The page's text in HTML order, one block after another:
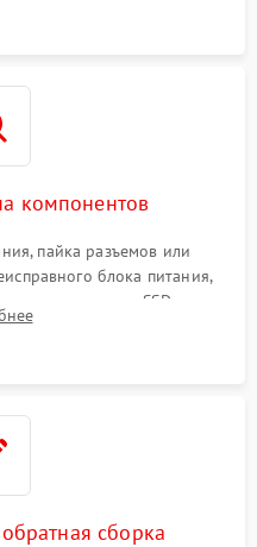
компонентов
пайка разъемов или
блока питания,
нового SSD для
работы системы.
сборка